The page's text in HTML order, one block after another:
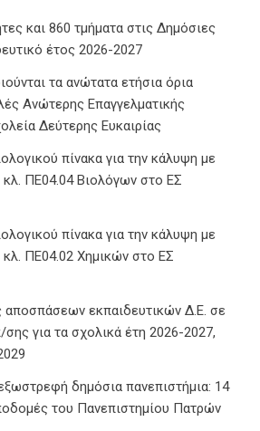
και 860 τμήματα στις Δημόσιες
έτος 2026-2027
τα ανώτατα ετήσια όρια
Ανώτερης Επαγγελματικής
Δεύτερης Ευκαιρίας
πίνακα για την κάλυψη με
ΠΕ04.04 Βιολόγων στο ΕΣ
πίνακα για την κάλυψη με
ΠΕ04.02 Χημικών στο ΕΣ
αποσπάσεων εκπαιδευτικών Δ.Ε. σε
για τα σχολικά έτη 2026-2027,
δημόσια πανεπιστήμια: 14
του Πανεπιστημίου Πατρών